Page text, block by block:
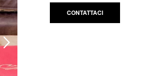
CONTATTACI